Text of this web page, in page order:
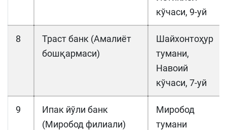
кўчаси, 9-уй
8
Траст банк (Амалиёт
бошқармаси)
Шайхонтоҳур
тумани,
Навоий
кўчаси, 7-уй
9
Ипак йўли банк
(Миробод филиали)
Миробод
тумани